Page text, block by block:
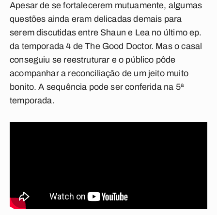
Apesar de se fortalecerem mutuamente, algumas
questões ainda eram delicadas demais para
serem discutidas entre Shaun e Lea no último ep.
da temporada 4 de The Good Doctor. Mas o casal
conseguiu se reestruturar e o público pôde
acompanhar a reconciliação de um jeito muito
bonito. A sequência pode ser conferida na 5ª
temporada.